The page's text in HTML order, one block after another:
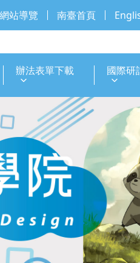
網站導覽 南臺首頁
辦法表單下載 國際研